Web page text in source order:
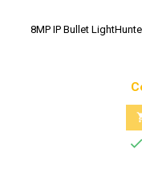
8MP IP Bullet
